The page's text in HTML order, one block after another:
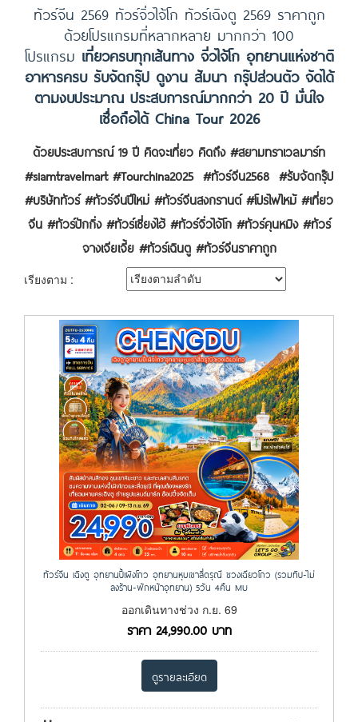
ทัวร์จีน 2569 ทัวร์จิ่วไจ้โก ทัวร์เฉิงตู 2569 ราคาถูก
ด้วยโปรแกรมที่หลากหลาย มากกว่า 100
โปรแกรม เที่ยวครบทุกเส้นทาง จิ่วไจ้โก อุทยานแห่งชาติ
อาหารครบ รับจัดกรุ๊ป ดูงาน สัมนา กรุ๊ปส่วนตัว จัดได้
ตามงบประมาณ ประสบการณ์มากกว่า 20 ปี มั่นใจ
เชื่อถือได้ China Tour 2026
ด้วยประสบการณ์ 19 ปี คิดจะเที่ยว คิดถึง #สยามทราเวลมาร์ท
#siamtravelmart #Tourchina2025 #ทัวร์จีน2568 #รับจัดกรุ๊ป
#บริษัททัวร์ #ทัวร์จีนปีใหม่ #ทัวร์จีนสงกรานต์ #โปรไฟไหม้ #เที่ยว
จีน #ทัวร์ปักกิ่ง #ทัวร์เซี่ยงไฮ้ #ทัวร์จิ่วไจ้โก #ทัวร์คุนหมิง #ทัวร์
จางเจียเจี้ย #ทัวร์เฉินตู #ทัวร์จีนราคาถูก
เรียงตาม :
ทัวร์จีน เฉิงตู อุทยานปี้เผิงโกว อุทยานหุบเขาสี่ดรุณี ซวงเฉียวโกว (รวมทิป-ไม่
ลงร้าน-พักหน้าอุทยาน) 5วัน 4คืน MU
ออกเดินทางช่วง ก.ย. 69
ราคา 24,990.00บาท
ดูรายละเอียด